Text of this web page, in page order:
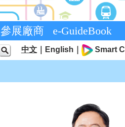
參展廠商 e-GuideBook
中文｜ English Smart